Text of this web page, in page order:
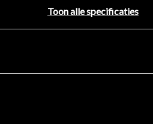
Toon alle specificaties